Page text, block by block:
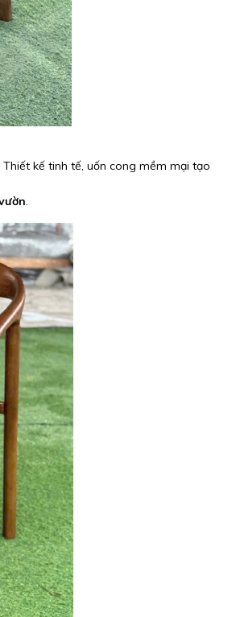
Thiết kế tinh tế, uốn cong mềm mại tạo
.